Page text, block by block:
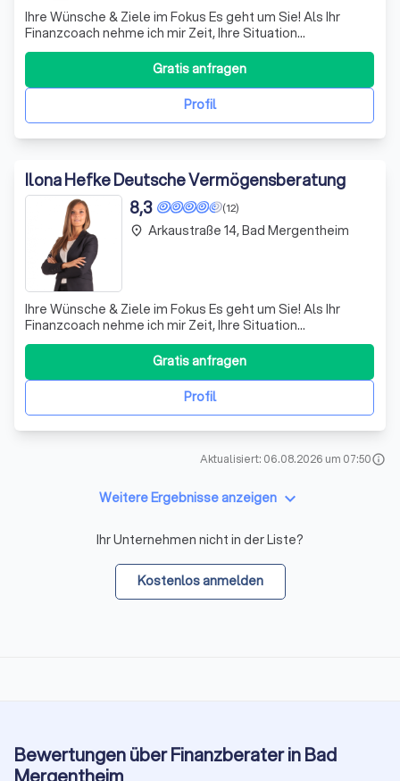
Ihre Wünsche & Ziele im Fokus Es geht um Sie! Als Ihr
Finanzcoach nehme ich mir Zeit, Ihre Situation
kennenzulernen und zu verstehen, was Sie erreichen
möchten. Und dann mit Ihnen gemeinsam das möglich zu
machen, was möglich ist. Professionelle
Konzeptberatung Sparen, Geldanlage, Versicheru
Profil
Gratis anfragen
Ilona Hefke Deutsche Vermögensberatung
(12)
8,3
Ihre Wünsche & Ziele im Fokus Es geht um Sie! Als Ihr
Finanzcoach nehme ich mir Zeit, Ihre Situation
kennenzulernen und zu verstehen, was Sie erreichen
möchten. Und dann mit Ihnen gemeinsam das möglich zu
machen, was möglich ist. Professionelle
Konzeptberatung Sparen, Geldanlage, Versicheru
Profil
Gratis anfragen
place Arkaustraße 14, Bad Mergentheim
Aktualisiert: 06.08.2026 um 07:50info
Weitere Ergebnisse anzeigen keyboard_arrow_down
Ihr Unternehmen nicht in der Liste?
Kostenlos anmelden
Bewertungen über Finanzberater in Bad